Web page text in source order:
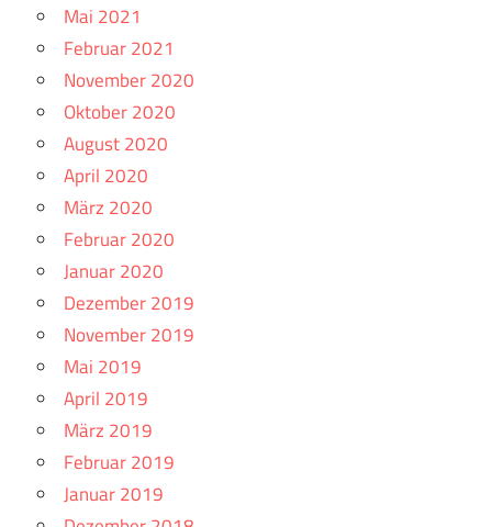
Mai 2021
Februar 2021
November 2020
Oktober 2020
August 2020
April 2020
März 2020
Februar 2020
Januar 2020
Dezember 2019
November 2019
Mai 2019
April 2019
März 2019
Februar 2019
Januar 2019